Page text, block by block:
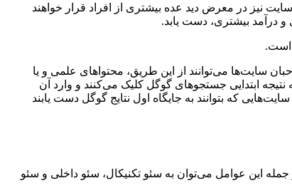
نیز در معرض دید عده بیشتری از افراد قرار خواهند
درآمد بیشتری، دست یابد.
است.
سایت‌ها می‌توانند از این طریق، محتواهای علمی و یا
ابتدایی جستجوهای گوگل کلیک می‌کنند و وارد آن
که بتوانند به جایگاه اول نتایج گوگل دست یابند
این عوامل می‌توان به سئو تکنیکال، سئو داخلی و سئو